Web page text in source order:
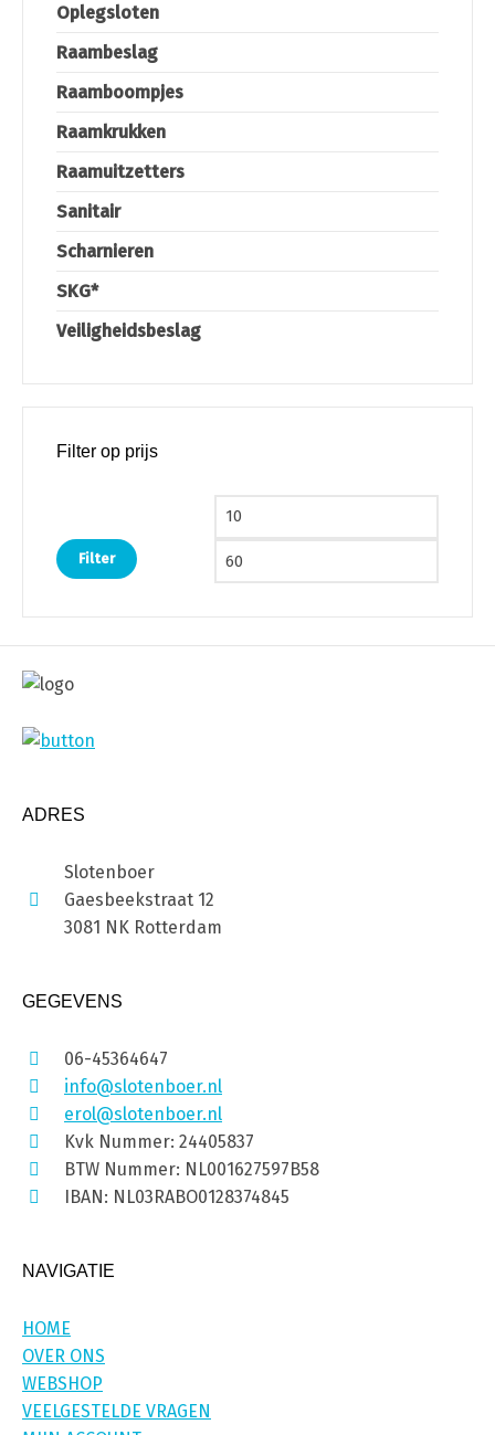
Oplegsloten
Raambeslag
Raamboompjes
Raamkrukken
Raamuitzetters
Sanitair
Scharnieren
SKG*
Veiligheidsbeslag
Filter op prijs
Min. prijs
Filter
ADRES
Slotenboer
Gaesbeekstraat 12
3081 NK Rotterdam
GEGEVENS
06-45364647
info@slotenboer.nl
erol@slotenboer.nl
Kvk Nummer: 24405837
BTW Nummer: NL001627597B58
IBAN: NL03RABO0128374845
NAVIGATIE
HOME
OVER ONS
WEBSHOP
VEELGESTELDE VRAGEN